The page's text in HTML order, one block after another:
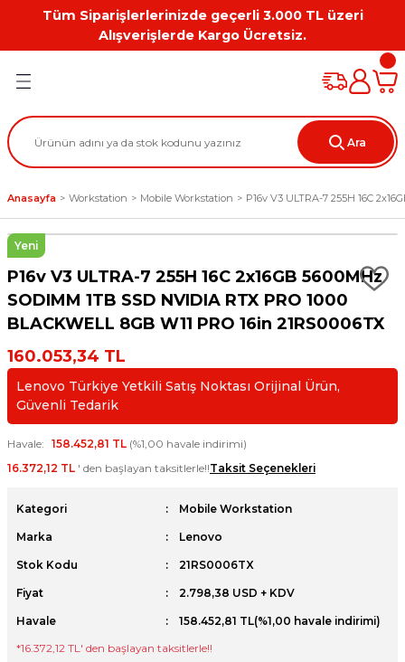
Tüm Siparişlerlerinizde geçerli 3.000 TL üzeri
Alışverişlerde Kargo Ücretsiz.
Geri Dön
Geri Dön
Geri Dön
Geri Dön
Geri Dön
Geri Dön
Kılıf
Workstation Aksesuarları
Grafik Kartı
Ara
Anasayfa Workstation Mobile Workstation P16v V3 ULTRA-7 255H 16C
Yeni
P16v V3 ULTRA-7 255H 16C 2x16GB 5600MHz
SODIMM 1TB SSD NVIDIA RTX PRO 1000
BLACKWELL 8GB W11 PRO 16in 21RS0006TX
160.053,34 TL
Lenovo Türkiye Yetkili Satış Noktası Orijinal Ürün,
Güvenli Tedarik
Havale 158.452,81 TL (%1,00 havale indirimi)
16.372,12 TL ' den başlayan taksitlerle!!Taksit Seçenekleri
Kategori Mobile Workstation
Marka Lenovo
Stok Kodu 21RS0006TX
Fiyat 2.798,38 USD + KDV
Havale 158.452,81 TL(%1,00 havale indirimi)
*16.372,12 TL' den başlayan taksitlerle!!